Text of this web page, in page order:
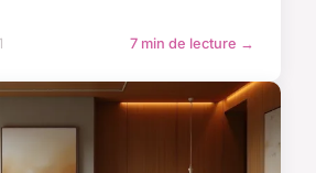
7 min de lecture →